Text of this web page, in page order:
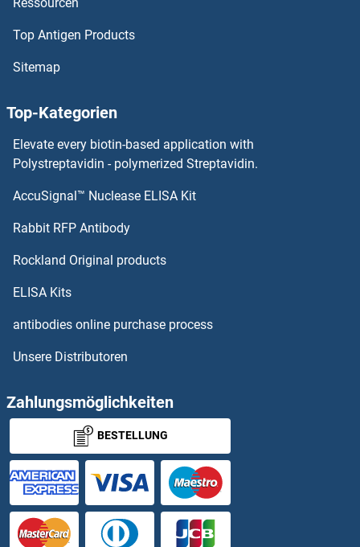
Cyclin D1 ELISA Kits
Cyclin B2 ELISA Kits
Cyclosporin A ELISA Kits
CYFIP2 ELISA Kits
CYFRA21.1 ELISA Kits
CYGB ELISA Kits
CYP11B1 ELISA Kits
CYP11B2 ELISA Kits
CYP17A1 ELISA Kits
CYP1A1 ELISA Kits
Top Antigen Products
Sitemap
Top-Kategorien
Elevate every biotin-based application with
Polystreptavidin - polymerized Streptavidin.
AccuSignal™ Nuclease ELISA Kit
Rabbit RFP Antibody
Rockland Original products
ELISA Kits
antibodies online purchase process
Unsere Distributoren
Zahlungsmöglichkeiten
BESTELLUNG